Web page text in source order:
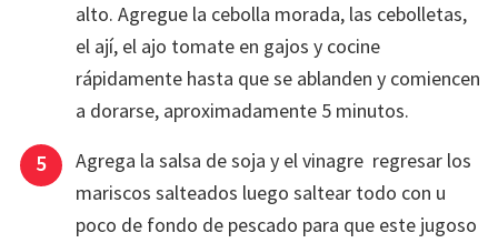
alto. Agregue la cebolla morada, las cebolletas,
el ají, el ajo tomate en gajos y cocine
rápidamente hasta que se ablanden y comiencen
a dorarse, aproximadamente 5 minutos.
Agrega la salsa de soja y el vinagre regresar los
mariscos salteados luego saltear todo con u
poco de fondo de pescado para que este jugoso